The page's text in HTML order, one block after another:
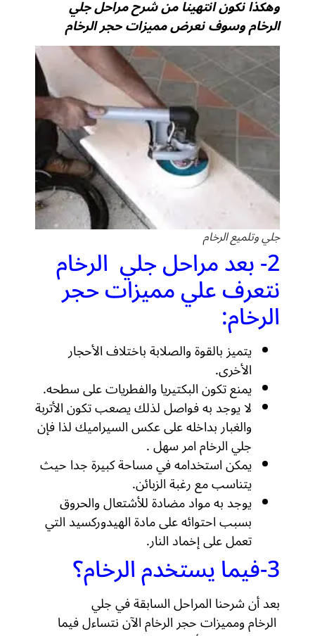
وهكذا نكون انتهينا من شرح مراحل جلي
الرخام وسوف نعرض مميزات حجر الرخام
جلي وتلميع الرخام
2- بعد مراحل جلي الرخام
نتعرف علي مميزات حجر
الرخام:
يتميز بالقوة والصلابة باختلاف الأحجار
الأخرى.
يمنع تكون البكتيريا والفطريات على سطحه.
لا يوجد به فواصل لذلك يصعب تكون الأتربة
والغبار بداخله على عكس السيراميك لذا فإن
جلي الرخام امر سهل .
يمكن استخدامه في مساحة كبيرة جدا حيث
يتناسب مع رغبة الزبائن.
يوجد به مواد مضادة للأشتعال والحروق
بسبب احتوائه على مادة الهيدوركسيد التي
تعمل على إخماد النار.
3-فيما يستخدم الرخام؟
بعد أن شرحنا المراحل السابقة في جلي
الرخام ومميزات حجر الرخام الآن نتساءل فيما